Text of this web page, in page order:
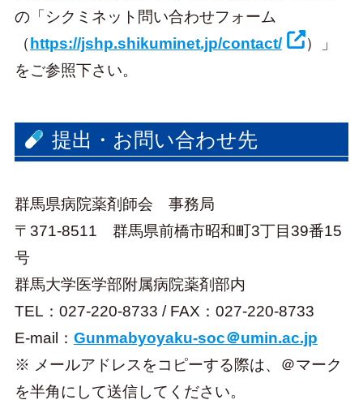
の「シクミネット問い合わせフォーム
（ https://jshp.shikuminet.jp/contact/
）」
をご参照下さい。
提出・お問い合わせ先
群馬県病院薬剤師会 事務局
〒371-8511 群馬県前橋市昭和町3丁目39番15
号
群馬大学医学部附属病院薬剤部内
TEL：027-220-8733 / FAX：027-220-8733
E-mail： Gunmabyoyaku-soc＠umin.ac.jp
※ メールアドレスをコピーする際は、＠マーク
を半角にして送信してください。